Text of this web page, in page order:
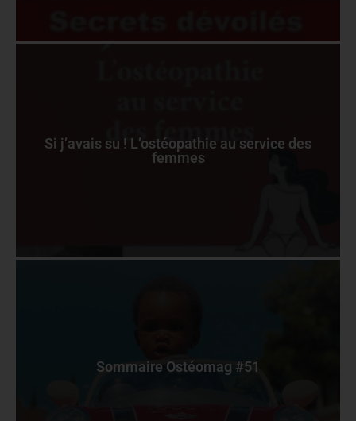
Si j’avais su ! L’ostéopathie au service des
femmes
Sommaire Ostéomag #51